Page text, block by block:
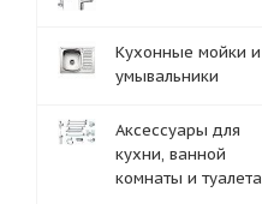
Кухонные мойки и
умывальники
Аксессуары для
кухни, ванной
комнаты и туалета